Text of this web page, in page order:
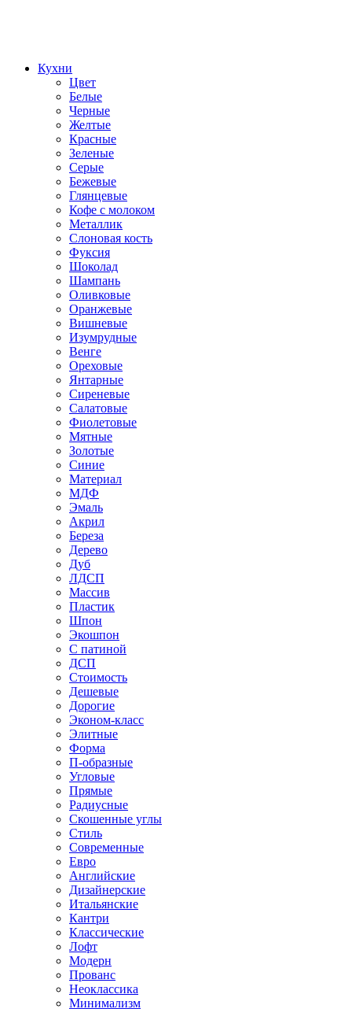
Кухни
Цвет
Белые
Черные
Желтые
Красные
Зеленые
Серые
Бежевые
Глянцевые
Кофе с молоком
Металлик
Слоновая кость
Фуксия
Шоколад
Шампань
Оливковые
Оранжевые
Вишневые
Изумрудные
Венге
Ореховые
Янтарные
Сиреневые
Салатовые
Фиолетовые
Мятные
Золотые
Синие
Материал
МДФ
Эмаль
Акрил
Береза
Дерево
Дуб
ЛДСП
Массив
Пластик
Шпон
Экошпон
С патиной
ДСП
Стоимость
Дешевые
Дорогие
Эконом-класс
Элитные
Форма
П-образные
Угловые
Прямые
Радиусные
Скошенные углы
Стиль
Современные
Евро
Английские
Дизайнерские
Итальянские
Кантри
Классические
Лофт
Модерн
Прованс
Неоклассика
Минимализм